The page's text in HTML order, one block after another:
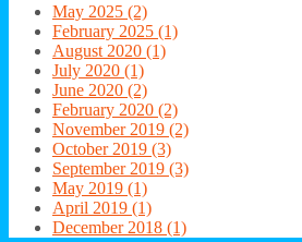
May 2025 (2)
February 2025 (1)
August 2020 (1)
July 2020 (1)
June 2020 (2)
February 2020 (2)
November 2019 (2)
October 2019 (3)
September 2019 (3)
May 2019 (1)
April 2019 (1)
December 2018 (1)